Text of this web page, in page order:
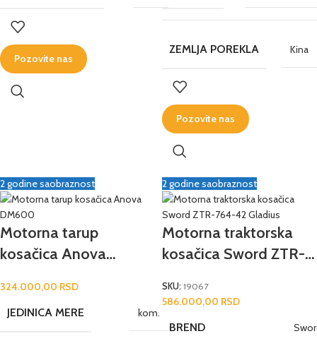
Pozovite nas
ZEMLJA POREKLA Kina
Pozovite nas
2 godine saobraznost
Motorna tarup
kosačica Anova
324.000,00 RSD
JEDINICA MERE kom.
2 godine saobraznost
Motorna traktorska
kosačica Sword ZTR-
SKU: 19067
586.000,00 RSD
BREND